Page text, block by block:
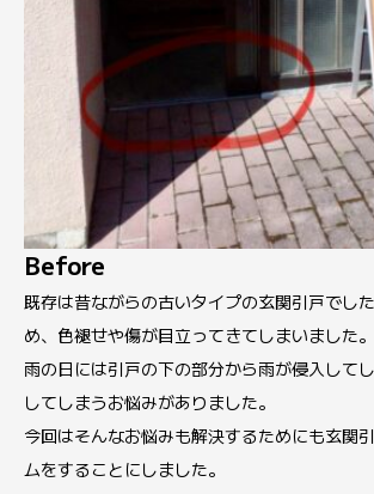
Before
既存は昔ながらの古いタイプの玄関引戸でし
め、色褪せや傷が目立ってきてしまいました。
雨の日には引戸の下の部分から雨が侵入して
してしまうお悩みがありました。
今回はそんなお悩みも解決するためにも玄関
ムをすることにしました。